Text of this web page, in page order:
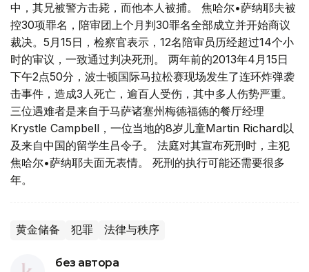
中，其兄被警方击毙，而他本人被捕。 焦哈尔•萨纳耶夫被
控30项罪名，陪审团上个月判30罪名全部成立并开始商议
裁决。5月15日，检察官表示，12名陪审员历经超过14个小
时的审议，一致通过判决死刑。 两年前的2013年4月15日
下午2点50分，波士顿国际马拉松赛现场发生了连环炸弹袭
击事件，造成3人死亡，逾百人受伤，其中多人伤势严重。
三位遇难者是来自于马萨诸塞州梅德福德的餐厅经理
Krystle Campbell，一位当地的8岁儿童Martin Richard以
及来自中国的留学生吕令子。 法庭对其宣布死刑时，主犯
焦哈尔•萨纳耶夫面无表情。 死刑的执行可能还需要很多
年。
黄金储备 犯罪 法律与秩序
без автора